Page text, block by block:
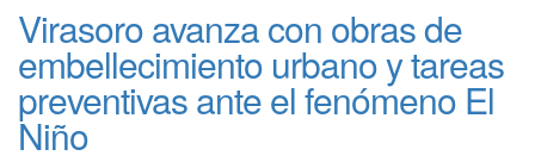
Virasoro avanza con obras de
embellecimiento urbano y tareas
preventivas ante el fenómeno El
Niño